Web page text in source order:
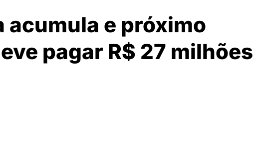
acumula e próximo
pagar R$ 27 milhões